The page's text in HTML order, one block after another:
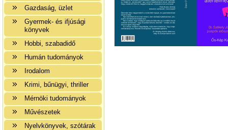
Gazdaság, üzlet
Gyermek- és ifjúsági
könyvek
Hobbi, szabadidő
Humán tudományok
Irodalom
Krimi, bűnügyi, thriller
Mérnöki tudományok
Művészetek
Nyelvkönyvek, szótárak